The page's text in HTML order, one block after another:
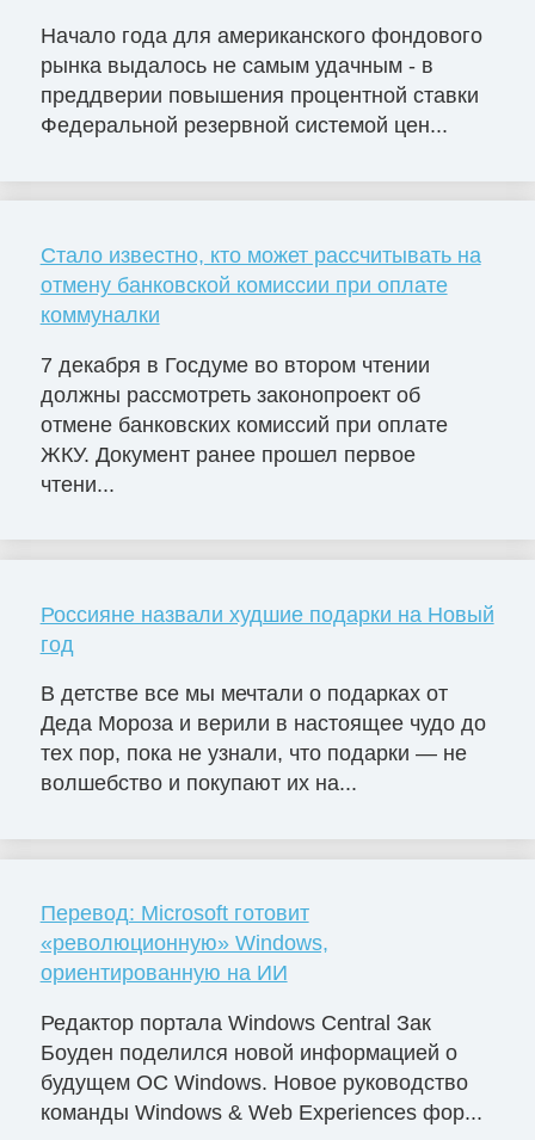
Начало года для американского фондового
рынка выдалось не самым удачным - в
преддверии повышения процентной ставки
Федеральной резервной системой цен...
Стало известно, кто может рассчитывать на
отмену банковской комиссии при оплате
коммуналки
7 декабря в Госдуме во втором чтении
должны рассмотреть законопроект об
отмене банковских комиссий при оплате
ЖКУ. Документ ранее прошел первое
чтени...
Россияне назвали худшие подарки на Новый
год
В детстве все мы мечтали о подарках от
Деда Мороза и верили в настоящее чудо до
тех пор, пока не узнали, что подарки — не
волшебство и покупают их на...
Перевод: Microsoft готовит
«революционную» Windows,
ориентированную на ИИ
Редактор портала Windows Central Зак
Боуден поделился новой информацией о
будущем ОС Windows. Новое руководство
команды Windows & Web Experiences фор...